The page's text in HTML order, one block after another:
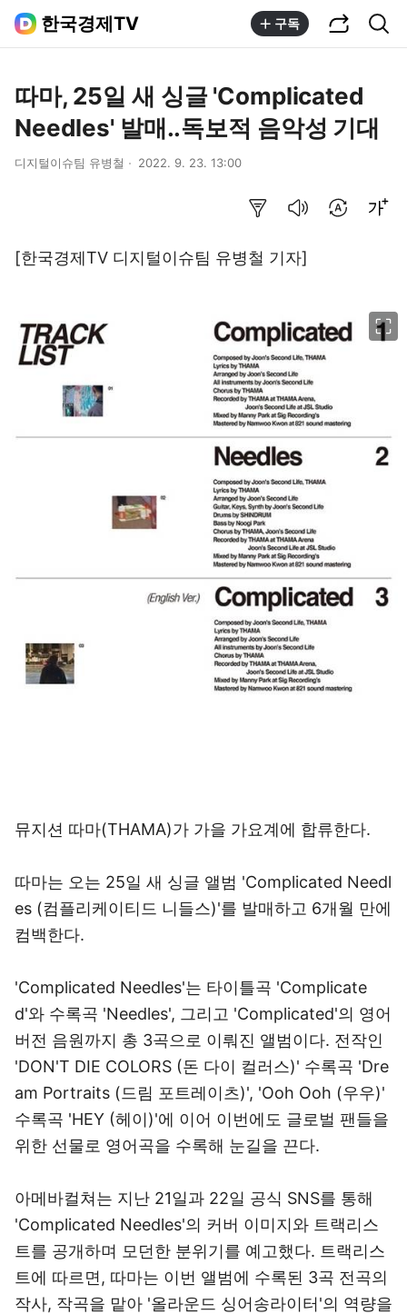
한국경제TV 구독
따마, 25일 새 싱글 'Complicated
Needles' 발매..독보적 음악성 기대
디지털이슈팀 유병철 2022. 9. 23. 13:00
[한국경제TV 디지털이슈팀 유병철 기자]
뮤지션 따마(THAMA)가 가을 가요계에 합류한다.
따마는 오는 25일 새 싱글 앨범 'Complicated Needl
es (컴플리케이티드 니들스)'를 발매하고 6개월 만에
컴백한다.
'Complicated Needles'는 타이틀곡 'Complicate
d'와 수록곡 'Needles', 그리고 'Complicated'의 영어
버전 음원까지 총 3곡으로 이뤄진 앨범이다. 전작인
'DON'T DIE COLORS (돈 다이 컬러스)' 수록곡 'Dre
am Portraits (드림 포트레이츠)', 'Ooh Ooh (우우)'
수록곡 'HEY (헤이)'에 이어 이번에도 글로벌 팬들을
위한 선물로 영어곡을 수록해 눈길을 끈다.
아메바컬쳐는 지난 21일과 22일 공식 SNS를 통해
'Complicated Needles'의 커버 이미지와 트랙리스
트를 공개하며 모던한 분위기를 예고했다. 트랙리스
트에 따르면, 따마는 이번 앨범에 수록된 3곡 전곡의
작사, 작곡을 맡아 '올라운드 싱어송라이터'의 역량을